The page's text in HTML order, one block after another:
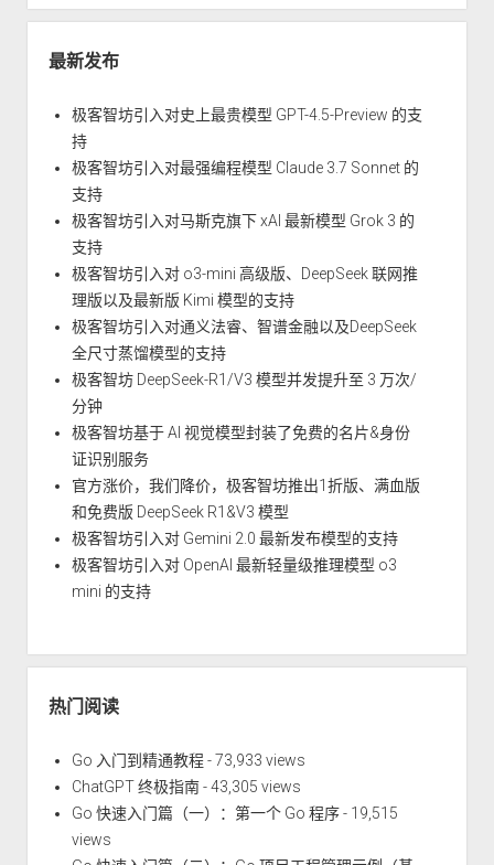
最新发布
极客智坊引入对史上最贵模型 GPT-4.5-Preview 的支
持
极客智坊引入对最强编程模型 Claude 3.7 Sonnet 的
支持
极客智坊引入对马斯克旗下 xAI 最新模型 Grok 3 的
支持
极客智坊引入对 o3-mini 高级版、DeepSeek 联网推
理版以及最新版 Kimi 模型的支持
极客智坊引入对通义法睿、智谱金融以及DeepSeek
全尺寸蒸馏模型的支持
极客智坊 DeepSeek-R1/V3 模型并发提升至 3 万次/
分钟
极客智坊基于 AI 视觉模型封装了免费的名片&身份
证识别服务
官方涨价，我们降价，极客智坊推出1折版、满血版
和免费版 DeepSeek R1&V3 模型
极客智坊引入对 Gemini 2.0 最新发布模型的支持
极客智坊引入对 OpenAI 最新轻量级推理模型 o3
mini 的支持
热门阅读
Go 入门到精通教程- 73,933 views
ChatGPT 终极指南- 43,305 views
Go 快速入门篇（一）：第一个 Go 程序- 19,515
views